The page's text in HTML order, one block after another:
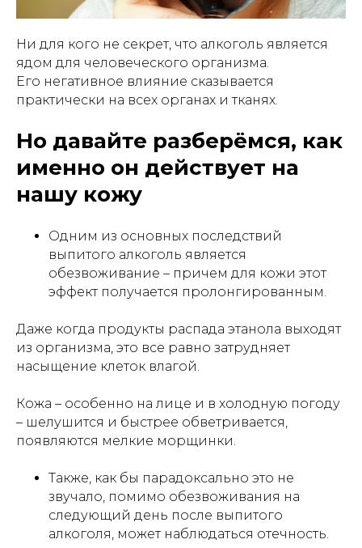
Ни для кого не секрет, что алкоголь является
ядом для человеческого организма.
Его негативное влияние сказывается
практически на всех органах и тканях.
Но давайте разберёмся, как
именно он действует на
нашу кожу
Одним из основных последствий
выпитого алкоголь является
обезвоживание – причем для кожи этот
эффект получается пролонгированным.
Даже когда продукты распада этанола выходят
из организма, это все равно затрудняет
насыщение клеток влагой.
Кожа – особенно на лице и в холодную погоду
– шелушится и быстрее обветривается,
появляются мелкие морщинки.
Также, как бы парадоксально это не
звучало, помимо обезвоживания на
следующий день после выпитого
алкоголя, может наблюдаться отечность.